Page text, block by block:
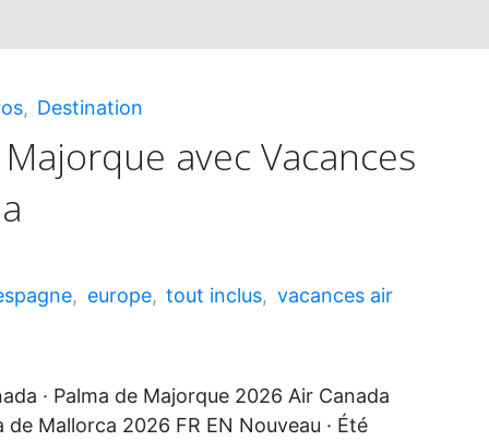
, Destination
avec Vacances
, europe, tout inclus, vacances air
· Palma de Majorque 2026 Air Canada
de Mallorca 2026 FR EN Nouveau · Été